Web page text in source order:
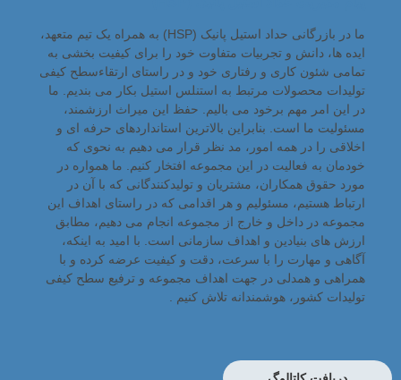
ما در بازرگانی حداد استیل پانیک (HSP) به همراه یک تیم متعهد،
ها، دانش و تجربیات متفاوت خود را برای کیفیت بخشی به
شئون کاری و رفتاری خود و در راستای ارتقاءسطح کیفی
محصولات مرتبط به استنلس استیل بکار می بندیم. ما
این امر مهم برخود می بالیم. حفظ این میراث ارزشمند،
ما است. بنابراین بالاترین استانداردهای حرفه ای و
را در همه امور، مد نظر قرار می دهیم به نحوی که
به فعالیت در این مجموعه افتخار کنیم. ما همواره در
حقوق همکاران، مشتریان و تولیدکنندگانی که با آن در
هستیم، مسئولیم و هر اقدامی که در راستای اهداف این
در داخل و خارج از مجموعه انجام می دهیم، مطابق
های بنیادین و اهداف سازمانی است. با امید به اینکه،
و مهارت را با سرعت، دقت و کیفیت عرضه کرده و با
و همدلی در جهت اهداف مجموعه و ترفیع سطح کیفی
کشور، هوشمندانه تلاش کنیم .